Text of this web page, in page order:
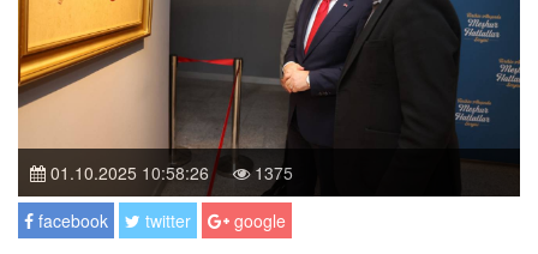
01.10.2025 10:58:26
1375
facebook
twitter
google